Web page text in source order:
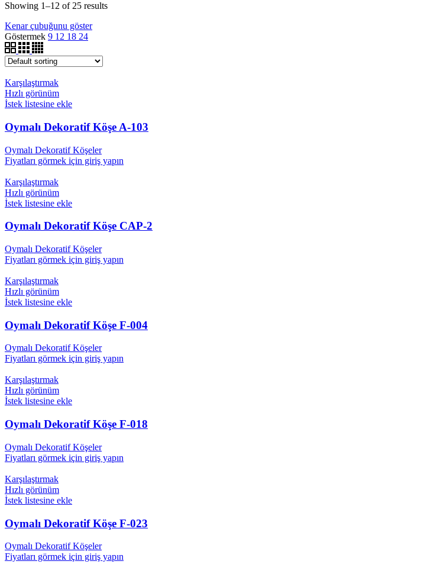
Showing 1–12 of 25 results
Kenar çubuğunu göster
Göstermek 9 12 18 24
Karşılaştırmak
Hızlı görünüm
İstek listesine ekle
Oymalı Dekoratif Köşe A-103
Oymalı Dekoratif Köşeler
Fiyatları görmek için giriş yapın
Karşılaştırmak
Hızlı görünüm
İstek listesine ekle
Oymalı Dekoratif Köşe CAP-2
Oymalı Dekoratif Köşeler
Fiyatları görmek için giriş yapın
Karşılaştırmak
Hızlı görünüm
İstek listesine ekle
Oymalı Dekoratif Köşe F-004
Oymalı Dekoratif Köşeler
Fiyatları görmek için giriş yapın
Karşılaştırmak
Hızlı görünüm
İstek listesine ekle
Oymalı Dekoratif Köşe F-018
Oymalı Dekoratif Köşeler
Fiyatları görmek için giriş yapın
Karşılaştırmak
Hızlı görünüm
İstek listesine ekle
Oymalı Dekoratif Köşe F-023
Oymalı Dekoratif Köşeler
Fiyatları görmek için giriş yapın